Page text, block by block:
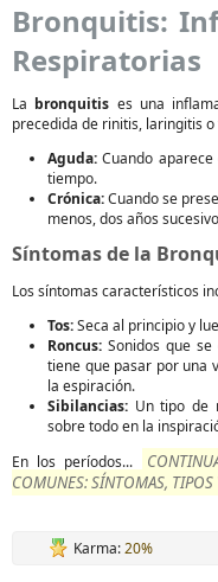
Bronquitis:
Respiratorias
La bronquitis es una
precedida de rinitis, laringitis
Aguda: Cuando
tiempo.
Crónica:Cuando se
menos, dos años
Síntomas de la
Los síntomas característicos
Tos:Seca al principio y
Roncus: Sonidos que
tiene que pasar por una
la espiración.
Sibilancias: Un tipo de
sobre todo en la
En los períodos...
COMUNES: SÍNTOMAS, TIPOS
Karma:20%